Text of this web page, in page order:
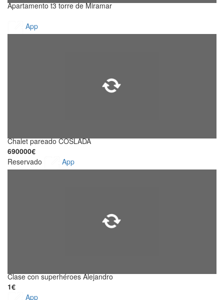
Apartamento t3 torre de Miramar
App
Chalet pareado COSLADA
690000€
Reservado
App
Clase con superhéroes Alejandro
1€
App